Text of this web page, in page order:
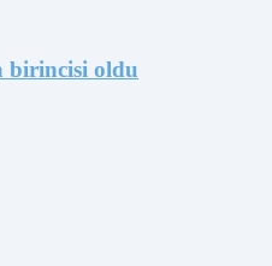
birincisi oldu